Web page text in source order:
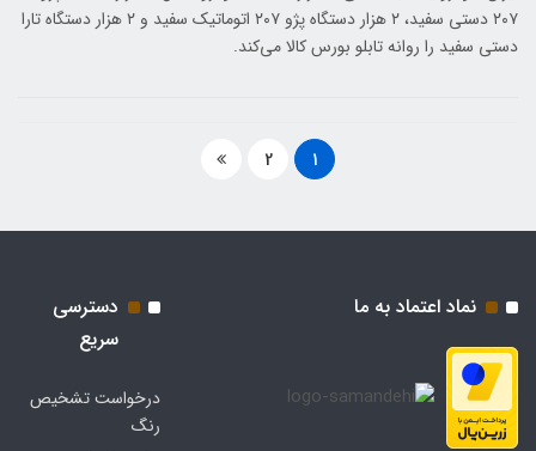
۲۰۷ دستی سفید، ۲ هزار دستگاه پژو ۲۰۷ اتوماتیک سفید و ۲ هزار دستگاه تارا
دستی سفید را روانه تابلو بورس کالا می‌کند.
1
2
نماد اعتماد به ما
دسترسی
سریع
درخواست تشخیص
رنگ